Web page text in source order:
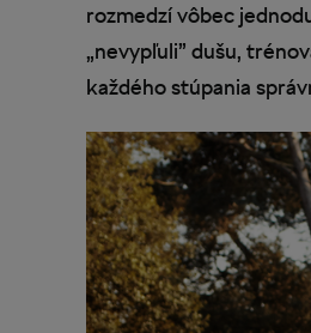
rozmedzí vôbec
„nevypľuli” dušu,
každého stúpania